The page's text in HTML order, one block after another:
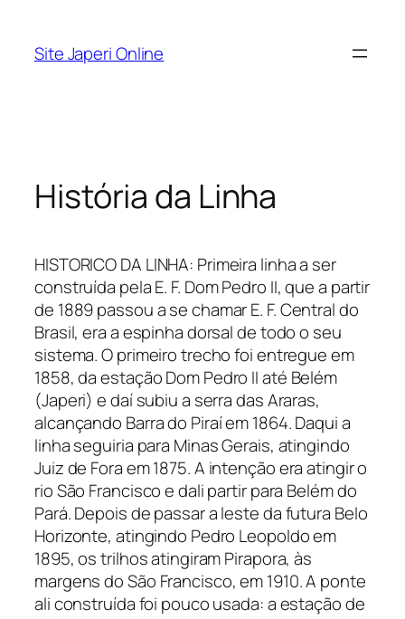
Site Japeri Online
História da Linha
HISTORICO DA LINHA: Primeira linha a ser
construída pela E. F. Dom Pedro II, que a partir
de 1889 passou a se chamar E. F. Central do
Brasil, era a espinha dorsal de todo o seu
sistema. O primeiro trecho foi entregue em
1858, da estação Dom Pedro II até Belém
(Japeri) e daí subiu a serra das Araras,
alcançando Barra do Piraí em 1864. Daqui a
linha seguiria para Minas Gerais, atingindo
Juiz de Fora em 1875. A intenção era atingir o
rio São Francisco e dali partir para Belém do
Pará. Depois de passar a leste da futura Belo
Horizonte, atingindo Pedro Leopoldo em
1895, os trilhos atingiram Pirapora, às
margens do São Francisco, em 1910. A ponte
ali construída foi pouco usada: a estação de